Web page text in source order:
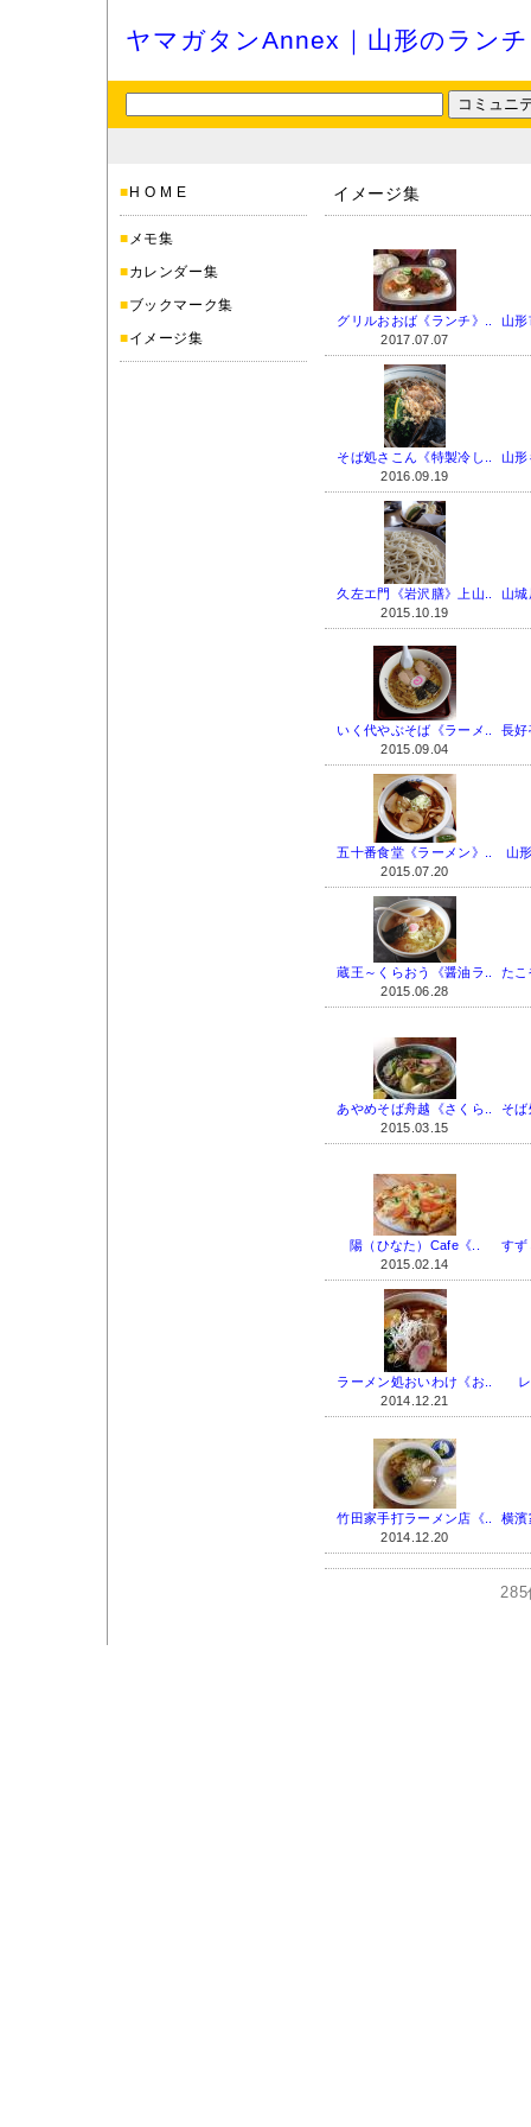
ヤマガタンAnnex｜山形のラン
■ H O M E
■ メモ集
■カレンダー集
■ブックマーク集
■イメージ集
イメージ集
グリルおおば《ランチ》..
2017.07.07
山形
そば処さこん《特製冷し..
2016.09.19
山形
久左エ門《岩沢膳》上山..
2015.10.19
山城
いく代やぶそば《ラーメ..
2015.09.04
長好
五十番食堂《ラーメン》..
2015.07.20
山
蔵王～くらおう《醤油ラ..
2015.06.28
たこ
あやめそば舟越《さくら..
2015.03.15
そ
陽（ひなた）Cafe《..
2015.02.14
すず
ラーメン処おいわけ《お..
2014.12.21
竹田家手打ラーメン店《..
2014.12.20
横濱